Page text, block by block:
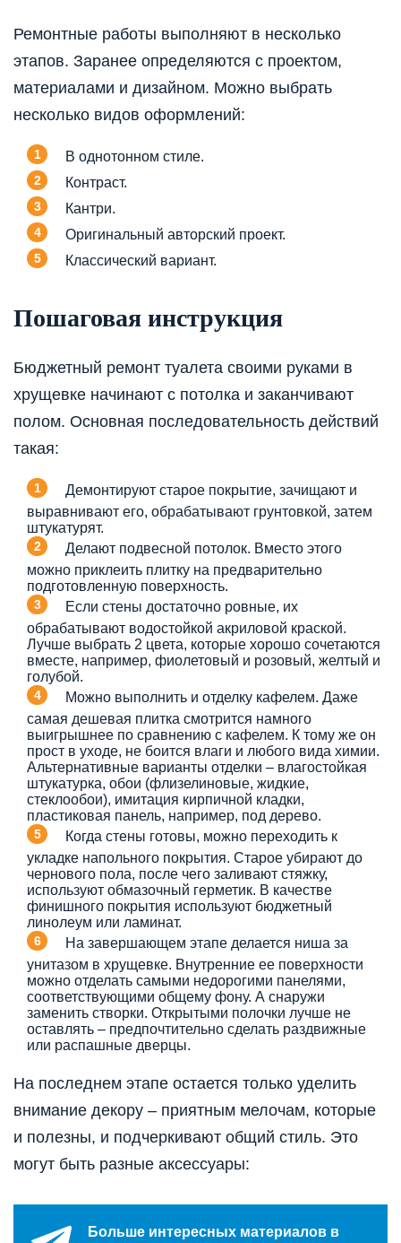
Ремонтные работы выполняют в несколько
этапов. Заранее определяются с проектом,
материалами и дизайном. Можно выбрать
несколько видов оформлений:
В однотонном стиле.
Контраст.
Кантри.
Оригинальный авторский проект.
Классический вариант.
Пошаговая инструкция
Бюджетный ремонт туалета своими руками в
хрущевке начинают с потолка и заканчивают
полом. Основная последовательность действий
такая:
Демонтируют старое покрытие, зачищают и
выравнивают его, обрабатывают грунтовкой, затем
штукатурят.
Делают подвесной потолок. Вместо этого
можно приклеить плитку на предварительно
подготовленную поверхность.
Если стены достаточно ровные, их
обрабатывают водостойкой акриловой краской.
Лучше выбрать 2 цвета, которые хорошо сочетаются
вместе, например, фиолетовый и розовый, желтый и
голубой.
Можно выполнить и отделку кафелем. Даже
самая дешевая плитка смотрится намного
выигрышнее по сравнению с кафелем. К тому же он
прост в уходе, не боится влаги и любого вида химии.
Альтернативные варианты отделки – влагостойкая
штукатурка, обои (флизелиновые, жидкие,
стеклообои), имитация кирпичной кладки,
пластиковая панель, например, под дерево.
Когда стены готовы, можно переходить к
укладке напольного покрытия. Старое убирают до
чернового пола, после чего заливают стяжку,
используют обмазочный герметик. В качестве
финишного покрытия используют бюджетный
линолеум или ламинат.
На завершающем этапе делается ниша за
унитазом в хрущевке. Внутренние ее поверхности
можно отделать самыми недорогими панелями,
соответствующими общему фону. А снаружи
заменить створки. Открытыми полочки лучше не
оставлять – предпочтительно сделать раздвижные
или распашные дверцы.
На последнем этапе остается только уделить
внимание декору – приятным мелочам, которые
и полезны, и подчеркивают общий стиль. Это
могут быть разные аксессуары:
Больше интересных материалов в